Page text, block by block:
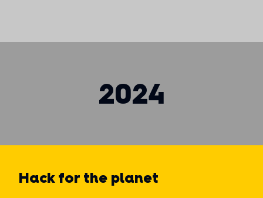
2024
Hack for the planet